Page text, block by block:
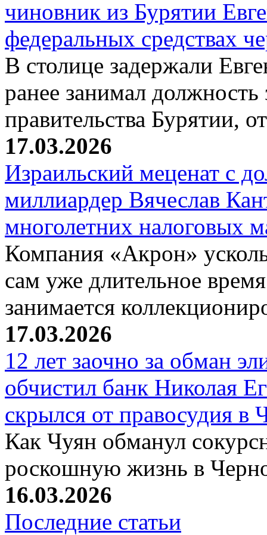
чиновник из Бурятии
федеральных средствах
В столице задержали
ранее занимал должность
правительства Бурятии,
17.03.2026
Израильский меценат с
миллиардер Вячеслав
многолетних налоговых
Компания «Акрон»
сам уже длительное
занимается
17.03.2026
12 лет заочно за обман
обчистил банк Николая
скрылся от правосудия в
Как Чуян обманул
роскошную жизнь в
16.03.2026
Последние статьи